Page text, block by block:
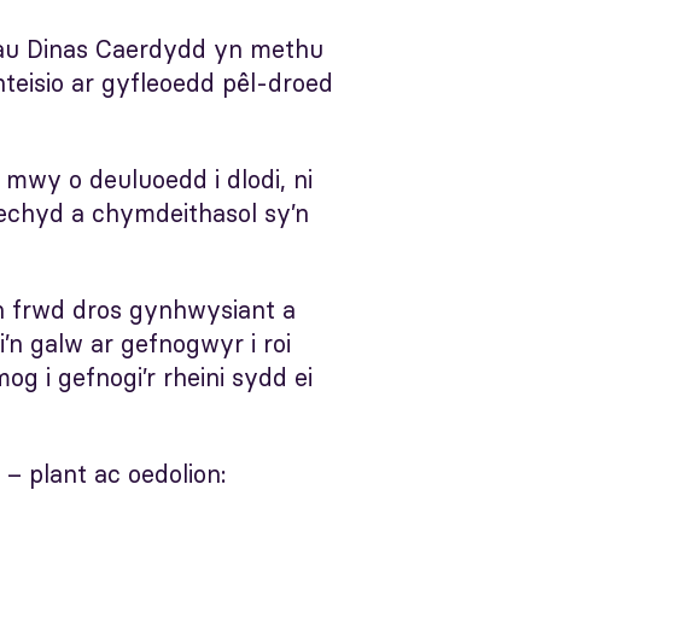
Dinas Caerdydd yn methu
ar gyfleoedd pêl-droed
o deuluoedd i dlodi, ni
a chymdeithasol sy’n
frwd dros gynhwysiant a
galw ar gefnogwyr i roi
i gefnogi’r rheini sydd ei
plant ac oedolion: